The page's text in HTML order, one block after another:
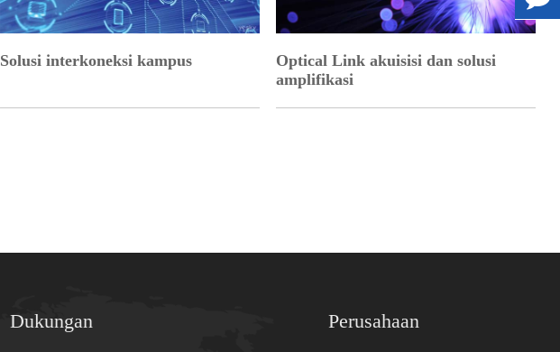
Solusi interkoneksi kampus
Optical Link akuisisi dan solusi
amplifikasi
Dukungan Perusahaan